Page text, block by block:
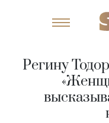
Регину